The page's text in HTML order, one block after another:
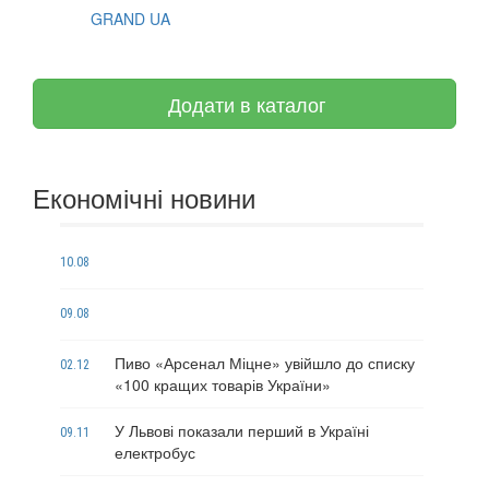
GRAND UA
Додати в каталог
Економічні новини
10.08
09.08
02.12
Пиво «Арсенал Міцне» увійшло до списку
«100 кращих товарів України»
09.11
У Львові показали перший в Україні
електробус